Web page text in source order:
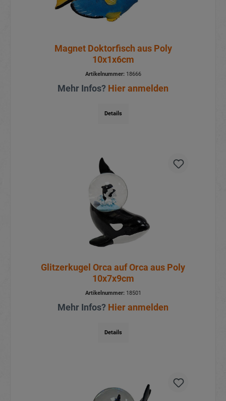
Magnet Doktorfisch aus Poly
10x1x6cm
Artikelnummer:18666
Mehr Infos? Hier anmelden
Details
Glitzerkugel Orca auf Orca aus Poly
10x7x9cm
Artikelnummer:18501
Mehr Infos? Hier anmelden
Details